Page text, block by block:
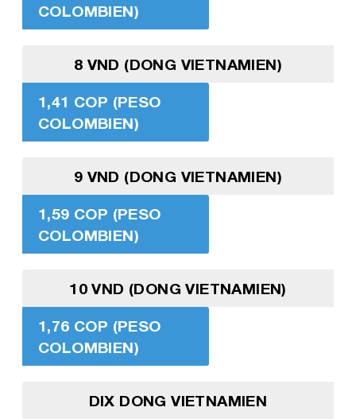
COLOMBIEN)
8 VND (DONG VIETNAMIEN)
1,41 COP (PESO
COLOMBIEN)
9 VND (DONG VIETNAMIEN)
1,59 COP (PESO
COLOMBIEN)
10 VND (DONG VIETNAMIEN)
1,76 COP (PESO
COLOMBIEN)
DIX DONG VIETNAMIEN